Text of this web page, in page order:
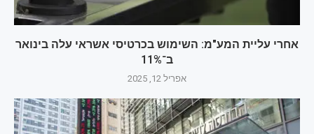
אחרי עליית המע"מ: השימוש בכרטיסי אשראי עלה בינואר
ב־11%
אפריל 12, 2025